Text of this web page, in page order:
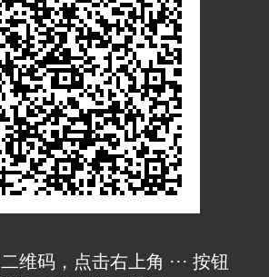
维码，点击右上角 ··· 按钮